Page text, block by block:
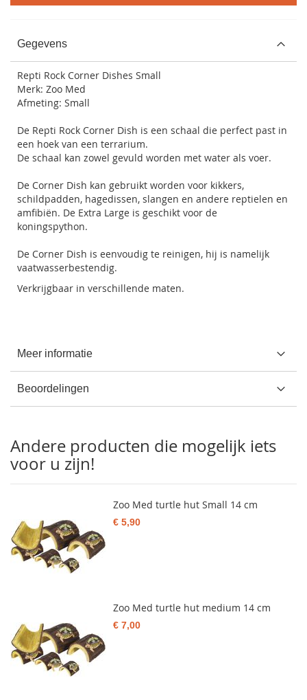
Gegevens
Repti Rock Corner Dishes Small
Merk: Zoo Med
Afmeting: Small
De Repti Rock Corner Dish is een schaal die perfect past in
een hoek van een terrarium.
De schaal kan zowel gevuld worden met water als voer.
De Corner Dish kan gebruikt worden voor kikkers,
schildpadden, hagedissen, slangen en andere reptielen en
amfibiën. De Extra Large is geschikt voor de
koningspython.
De Corner Dish is eenvoudig te reinigen, hij is namelijk
vaatwasserbestendig.
Verkrijgbaar in verschillende maten.
Meer informatie
Beoordelingen
Andere producten die mogelijk iets
voor u zijn!
Zoo Med turtle hut Small 14 cm
€ 5,90
Zoo Med turtle hut medium 14 cm
€ 7,00